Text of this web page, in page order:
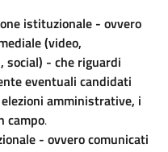
istituzionale - ovvero
(video,
social) - che riguardi
eventuali candidati
amministrative, i
campo.
- ovvero comunicati